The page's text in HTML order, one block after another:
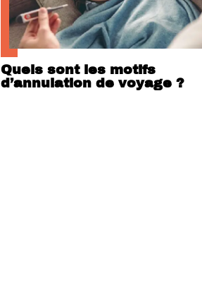
Quels sont les motifs
d’annulation de voyage ?